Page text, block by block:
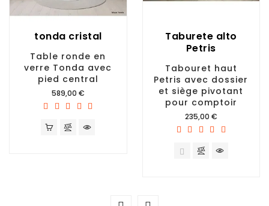
tonda cristal
Table ronde en
verre Tonda avec
pied central
Prix
589,00 €
Taburete alto
Petris
Tabouret haut
Petris avec dossier
et siège pivotant
pour comptoir
Prix
235,00 €